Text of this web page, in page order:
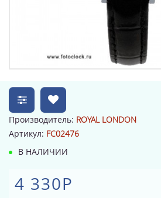
Производитель: ROYAL LONDON
Артикул: FC02476
В НАЛИЧИИ
4 330Р